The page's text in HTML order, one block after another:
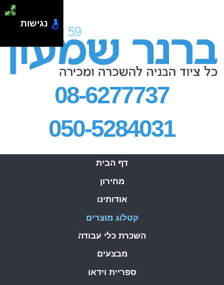
08-6277737
050-5284031
דף הבית
מחירון
אודותינו
קטלוג מוצרים
השכרת כלי עבודה
מבצעים
ספריית וידאו
נגישות